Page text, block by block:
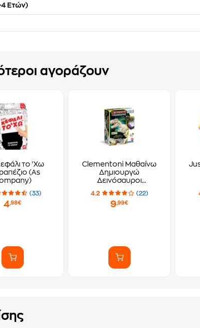
4 Ετών)
αγοράζουν
το 'Χω
(As
(33)
4,98€
Clementoni Μαθαίνω
Δημιουργώ
Δεινόσαυροι
4.2 (22)
9,99€